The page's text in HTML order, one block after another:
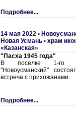
Подробнее...
14 мая 2022 •
Hовая Усмань • храм
«Казанская»
"Пасха 1945 года"
В поселке 1-го
"Новоусманский"
встреча с прихожанами.
Подробнее...